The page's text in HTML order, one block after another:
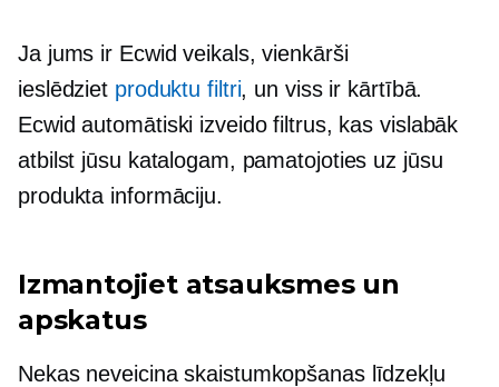
Ja jums ir Ecwid veikals, vienkārši
ieslēdziet produktu filtri, un viss ir kārtībā.
Ecwid automātiski izveido filtrus, kas vislabāk
atbilst jūsu katalogam, pamatojoties uz jūsu
produkta informāciju.
Izmantojiet atsauksmes un
apskatus
Nekas neveicina skaistumkopšanas līdzekļu